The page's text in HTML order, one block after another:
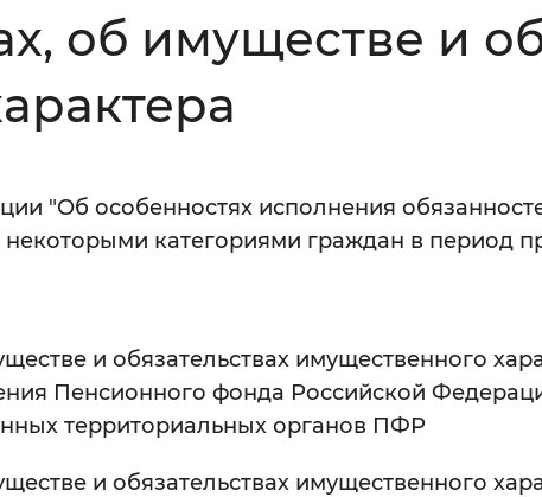
Большой
Инверсивный монохромный
Выключены
об имуществе и
"Об особенностях исполнения
категориями граждан в период
и обязательствах имущественного
Пенсионного фонда Российской
территориальных органов ПФР
и обязательствах имущественного